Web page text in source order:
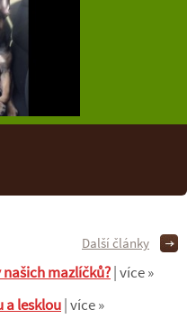
mazlíčků?| více »
a lesklou| více »
Další články